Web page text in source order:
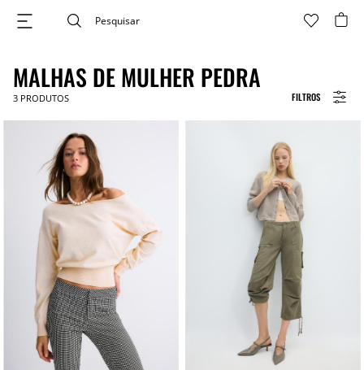
FILTROS
MALHAS DE MULHER PEDRA
3 PRODUTOS